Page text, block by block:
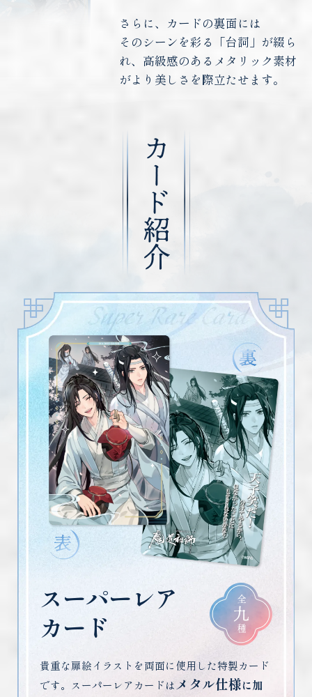
さらに、カードの裏面には
そのシーンを彩る「台詞」が綴ら
れ、高級感のあるメタリック素材
がより美しさを際立たせます。
カード紹介
スーパーレア
カード
全
九
種
貴重な扉絵イラストを両面に使用した特製カード
です。スーパーレアカードは メタル仕様 に加